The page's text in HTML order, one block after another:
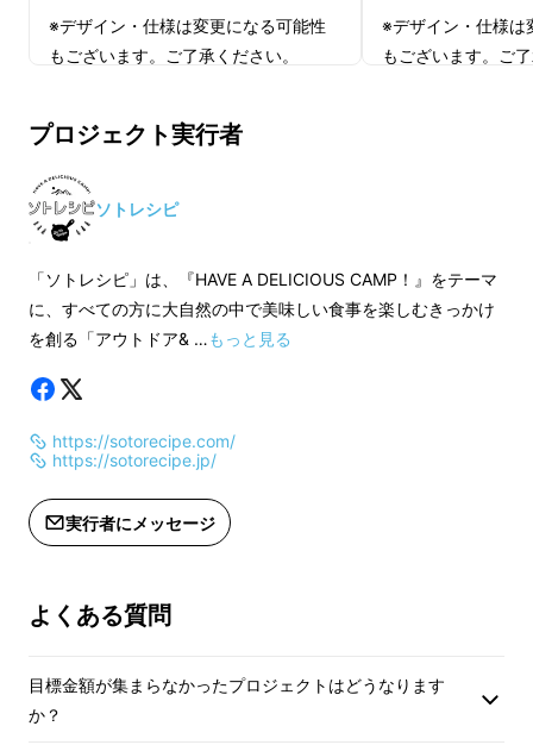
ベースがオリーブオイルのため、炒め油として
でベースの味付けにも。「にんにくを油で炒め
なじみの工程を省け、玉ねぎやにんにくを刻む
手間や生ゴミを減らせるのもポイントです。
＜活用例＞野菜炒め、パエリア、アヒージョ
使い方② 隠し味に使う
※デザイン・仕様は変更になる可能性
もございます。ご了承ください。
遅れる場合があります。
※賞味期限は製造日より6ヶ月となりま
す。
※2022年2月中旬ごろより順次発送致し
※デザイン・仕様は
もございます。ご
プロジェクト実行者
ソトレシピ
「ソトレシピ」は、『HAVE A DELICIOUS CAMP！』をテーマ
に、すべての方に大自然の中で美味しい食事を楽しむきっかけ
を創る「アウトドア& …もっと見る
https://sotorecipe.com/
https://sotorecipe.jp/
実行者にメッセージ
よくある質問
目標金額が集まらなかったプロジェクトはどうなります
か？